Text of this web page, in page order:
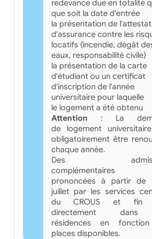
redevance due en totalité
que soit la date d'entrée
la présentation de
d'assurance contre les
locatifs (incendie, dégât
eaux, responsabilité civile)
la présentation de la carte
d'étudiant ou un certificat
d'inscription de l'année
universitaire pour laquelle
le logement a été obtenu
Attention : La
de logement
obligatoirement être
chaque année.
Des
complémentaires
prononcées à partir de
juillet par les services
du CROUS et fin
directement
résidences en
places disponibles.